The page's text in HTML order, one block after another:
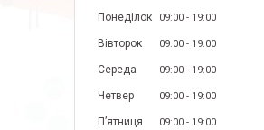
Понеділок 09:00 19:00
Вівторок 09:00 19:00
Середа 09:00 19:00
Четвер 09:00 19:00
Пʼятниця 09:00 19:00